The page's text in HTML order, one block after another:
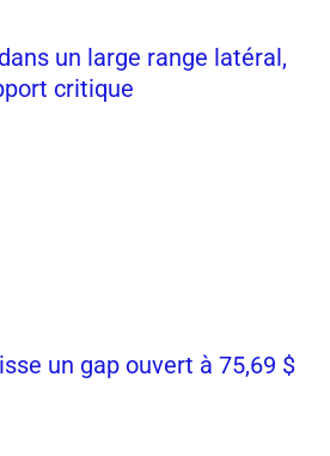
un large range latéral,
critique
un gap ouvert à 75,69 $